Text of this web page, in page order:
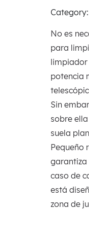
No es
para
limpiador
potencia
Sin
sobre
suela
Pequeño
garantiza
caso de
está
zona de